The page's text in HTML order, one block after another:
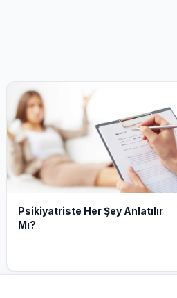
Psikiyatriste Her Şey Anlatılır
Mı?